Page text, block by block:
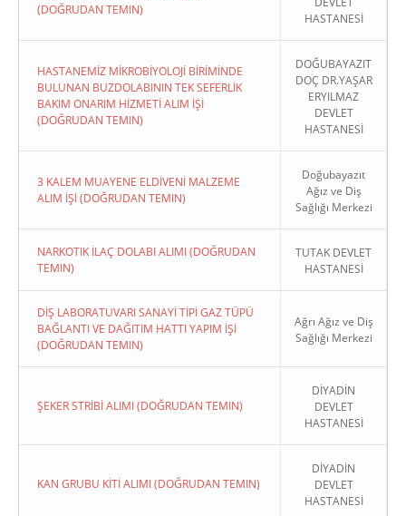
(DOĞRUDAN TEMIN)
HASTANESİ
HASTANEMİZ MİKROBİYOLOJİ BİRİMİNDE
BULUNAN BUZDOLABININ TEK SEFERLİK
BAKIM ONARIM HİZMETİ ALIM İŞİ
(DOĞRUDAN TEMIN)
DOĞUBAYAZIT
DOÇ DR.YAŞAR
ERYILMAZ
DEVLET
HASTANESİ
3 KALEM MUAYENE ELDİVENİ MALZEME
ALIM İŞİ (DOĞRUDAN TEMIN)
Doğubayazıt
Ağız ve Diş
Sağlığı Merkezi
NARKOTIK İLAÇ DOLABI ALIMI (DOĞRUDAN
TEMIN)
TUTAK DEVLET
HASTANESİ
DİŞ LABORATUVARI SANAYİ TİPİ GAZ TÜPÜ
BAĞLANTI VE DAĞITIM HATTI YAPIM İŞİ
(DOĞRUDAN TEMIN)
Ağrı Ağız ve Diş
Sağlığı Merkezi
ŞEKER STRİBİ ALIMI (DOĞRUDAN TEMIN)
DİYADİN
DEVLET
HASTANESİ
KAN GRUBU KİTİ ALIMI (DOĞRUDAN TEMIN)
DİYADİN
DEVLET
HASTANESİ